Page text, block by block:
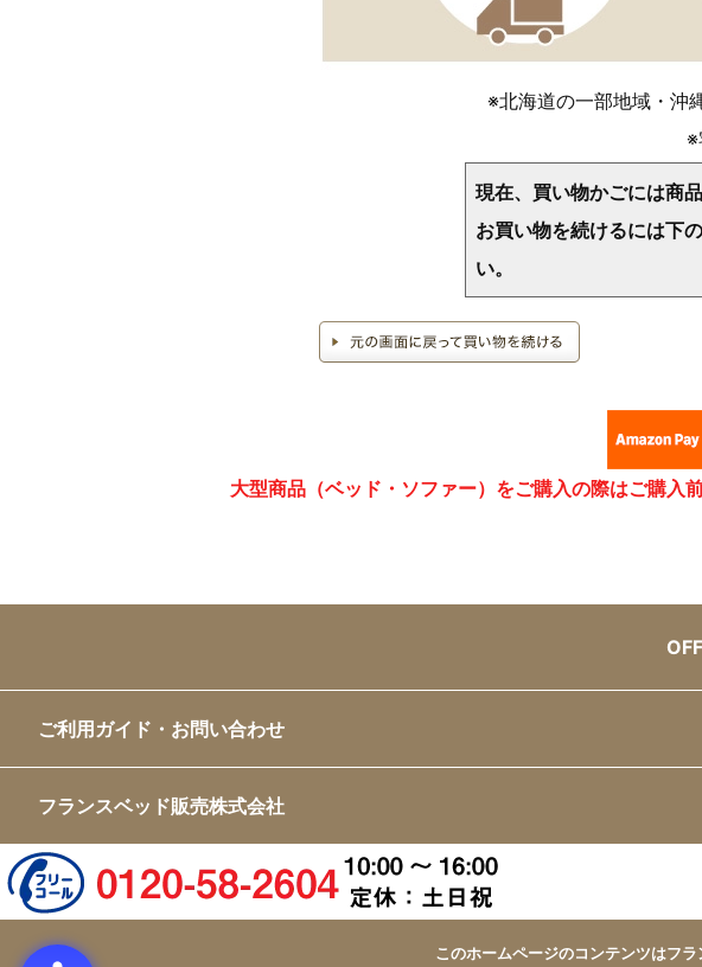
※北海道の一部地域・沖
※
現在、買い物かごには商
お買い物を続けるには下
い。
>
大型商品（ベッド・ソファー）をご購入の際はご購入
ご利用ガイド・お問い合わせ
フランスベッド販売株式会社
このホームページのコンテンツはフ